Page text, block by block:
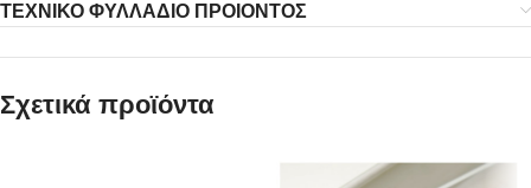
ΤΕΧΝΙΚΟ ΦΥΛΛΑΔΙΟ ΠΡΟΙΟΝΤΟΣ
Σχετικά προϊόντα